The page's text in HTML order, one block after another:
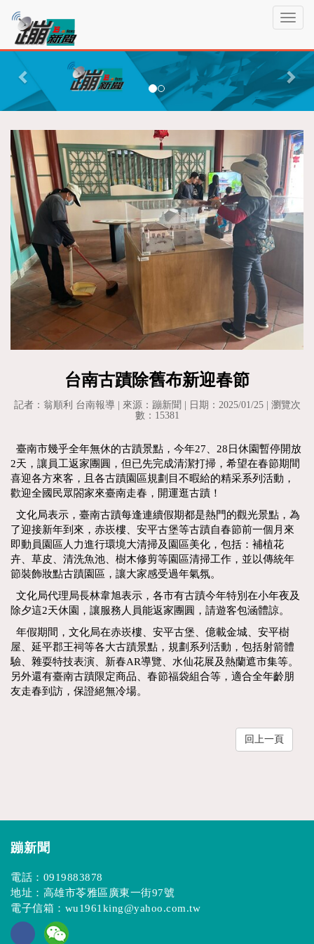
T
g
l
e
v
i
g
a
t
i
o
蹦
新
聞P
r
v
i
o
u
s
N
e
x
t
台南古蹟除舊布新迎春節
記者：翁順利 台南報導 | 來源：蹦新聞 | 日期：2025/01/25 | 瀏覽次
數：15381
臺南市幾乎全年無休的古蹟景點，今年27、28日休園暫停開放
2天，讓員工返家團圓，但已先完成清潔打掃，希望在春節期間
喜迎各方來客，且各古蹟園區規劃目不暇給的精采系列活動，
歡迎全國民眾閤家來臺南走春，開運逛古蹟！
文化局表示，臺南古蹟每逢連續假期都是熱門的觀光景點，為
了迎接新年到來，赤崁樓、安平古堡等古蹟自春節前一個月來
即動員園區人力進行環境大清掃及園區美化，包括：補植花
卉、草皮、清洗魚池、樹木修剪等園區清掃工作，並以傳統年
節裝飾妝點古蹟園區，讓大家感受過年氣氛。
文化局代理局長林韋旭表示，各市有古蹟今年特別在小年夜及
除夕這2天休園，讓服務人員能返家團圓，請遊客包涵體諒。
年假期間，文化局在赤崁樓、安平古堡、億載金城、安平樹
屋、延平郡王祠等各大古蹟景點，規劃系列活動，包括射箭體
驗、雜耍特技表演、新春AR導覽、水仙花展及熱蘭遮市集等。
另外還有臺南古蹟限定商品、春節福袋組合等，適合全年齡朋
友走春到訪，保證絕無冷場。
回上一頁
蹦新聞
電話： 0919883878
地址：高雄市苓雅區廣東一街97號
電子信箱： wu1961king@yahoo.com.tw